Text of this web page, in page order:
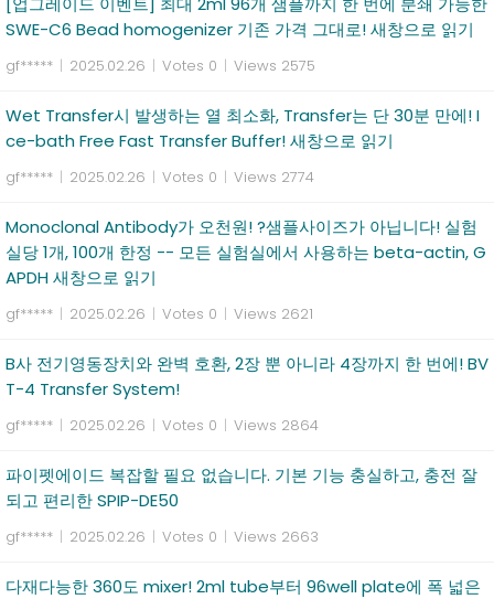
SWE-C6 Bead homogenizer 기존 가격 그대로! 새창으로 읽기
gf***** | 2025.02.26 | Votes 0 | Views 2575
Wet Transfer시 발생하는 열 최소화, Transfer는 단 30분 만에! I
ce-bath Free Fast Transfer Buffer! 새창으로 읽기
gf***** | 2025.02.26 | Votes 0 | Views 2774
Monoclonal Antibody가 오천원! ?샘플사이즈가 아닙니다! 실험
실당 1개, 100개 한정 -- 모든 실험실에서 사용하는 beta-actin, G
APDH 새창으로 읽기
gf***** | 2025.02.26 | Votes 0 | Views 2621
B사 전기영동장치와 완벽 호환, 2장 뿐 아니라 4장까지 한 번에! BV
T-4 Transfer System!
gf***** | 2025.02.26 | Votes 0 | Views 2864
파이펫에이드 복잡할 필요 없습니다. 기본 기능 충실하고, 충전 잘
되고 편리한 SPIP-DE50
gf***** | 2025.02.26 | Votes 0 | Views 2663
다재다능한 360도 mixer! 2ml tube부터 96well plate에 폭 넓은